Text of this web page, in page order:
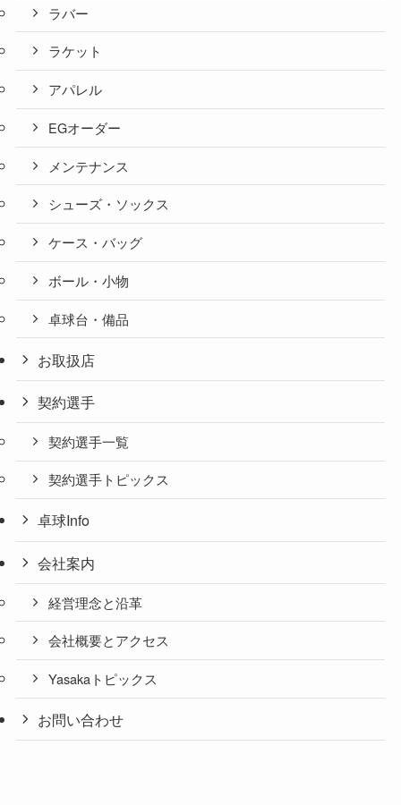
ラバー
ラケット
アパレル
EGオーダー
メンテナンス
シューズ・ソックス
ケース・バッグ
ボール・小物
卓球台・備品
お取扱店
契約選手
契約選手一覧
契約選手トピックス
卓球Info
会社案内
経営理念と沿革
会社概要とアクセス
Yasakaトピックス
お問い合わせ